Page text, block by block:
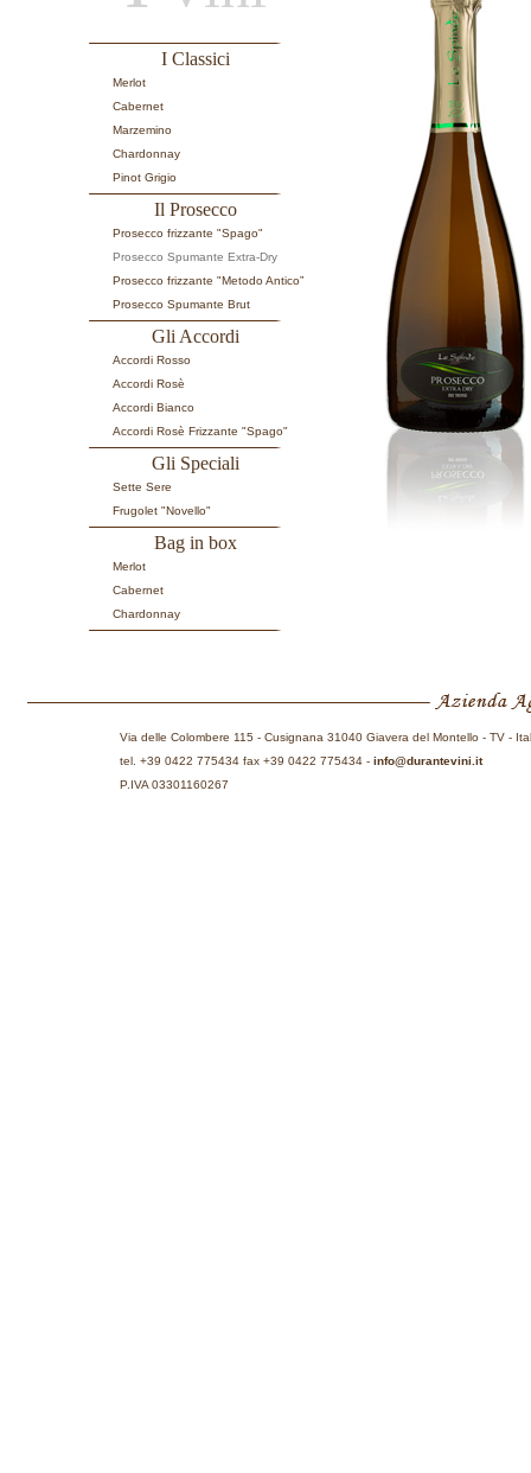
I Classici
Merlot
Cabernet
Marzemino
Chardonnay
Pinot Grigio
Il Prosecco
Prosecco frizzante "Spago"
Prosecco Spumante Extra-Dry
Prosecco frizzante "Metodo Antico”
Prosecco Spumante Brut
Gli Accordi
Accordi Rosso
Accordi Rosè
Accordi Bianco
Accordi Rosè Frizzante "Spago"
Gli Speciali
Sette Sere
Frugolet "Novello"
Bag in box
Merlot
Cabernet
Chardonnay
Via delle Colombere 115 - Cusignana 31040 Giavera del Montello - TV -
tel. +39 0422 775434 fax +39 0422 775434 - info@durantevini.it
P.IVA 03301160267